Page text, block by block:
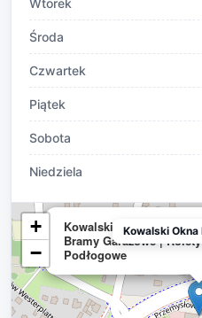
Środa
Czwartek
Piątek
Sobota
Niedziela
Kowalski Okna Mielec |
Bramy Garażowe |
Podłogowe
+
−
Kowalski